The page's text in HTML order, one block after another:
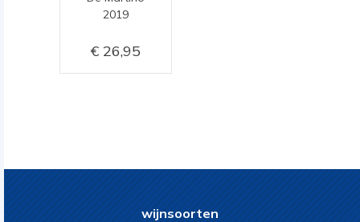
2019
26,95
wijnsoorten